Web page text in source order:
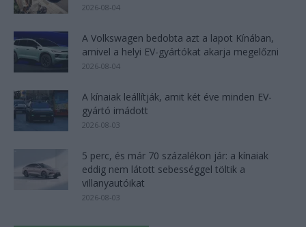
2026-08-04
A Volkswagen bedobta azt a lapot Kínában,
amivel a helyi EV-gyártókat akarja megelőzni
2026-08-04
A kínaiak leállítják, amit két éve minden EV-
gyártó imádott
2026-08-03
5 perc, és már 70 százalékon jár: a kínaiak
eddig nem látott sebességgel töltik a
villanyautóikat
2026-08-03